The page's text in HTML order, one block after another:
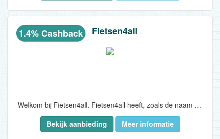
1.4% Cashback Fietsen4all
Welkom bij Fietsen4all. Fietsen4all heeft, zoals de naam het misschien wel doet vermoeden, fietsen voor iedereen! Fietsen4all heeft een ruim assortiment aan fietsen in verschillende soorten en maten. Daarnaast heeft Fietsen4all een diverse outlet fietsen; dit zijn nieuwe fietsen met een beetje lakschade. Op deze fietsen ontvangen klanten altijd minimaal 10% korting!..
Bekijk aanbieding
Meer informatie